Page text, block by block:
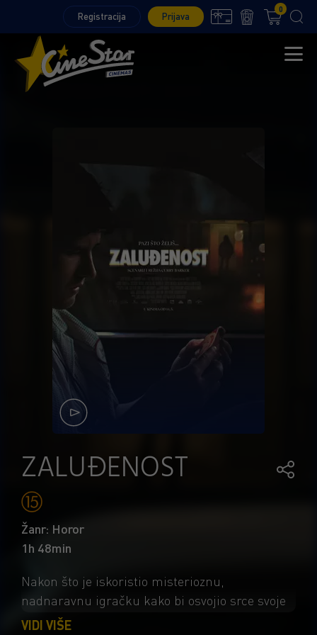
Registracija Prijava
0
ZALUĐENOST
Žanr: Horor
1h 48min
Nakon što je iskoristio misterioznu,
nadnaravnu igračku kako bi osvojio srce svoje
simpatije, beznadni romantik dobiva upravo
VIDI VIŠE